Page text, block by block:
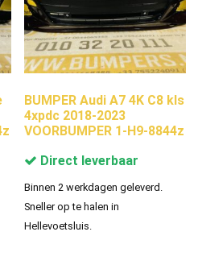
BUMPER Audi A7 4K C8 kls
4xpdc 2018-2023
VOORBUMPER 1-H9-8844z
Direct leverbaar
Binnen 2 werkdagen geleverd.
Sneller op te halen in
Hellevoetsluis.